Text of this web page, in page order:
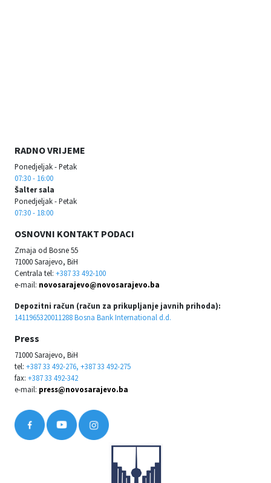
RADNO VRIJEME
Ponedjeljak - Petak
07:30 - 16:00
Šalter sala
Ponedjeljak - Petak
07:30 - 18:00
OSNOVNI KONTAKT PODACI
Zmaja od Bosne 55
71000 Sarajevo, BiH
Centrala tel: +387 33 492-100
e-mail: novosarajevo@novosarajevo.ba
Depozitni račun (račun za prikupljanje javnih prihoda):
1411965320011288 Bosna Bank International d.d.
Press
71000 Sarajevo, BiH
tel: +387 33 492-276, +387 33 492-275
fax: +387 33 492-342
e-mail: press@novosarajevo.ba